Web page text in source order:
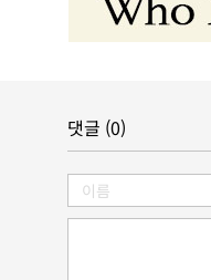
댓글 (0)